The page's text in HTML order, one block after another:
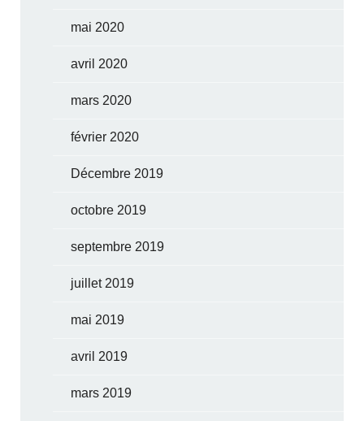
mai 2020
avril 2020
mars 2020
février 2020
Décembre 2019
octobre 2019
septembre 2019
juillet 2019
mai 2019
avril 2019
mars 2019